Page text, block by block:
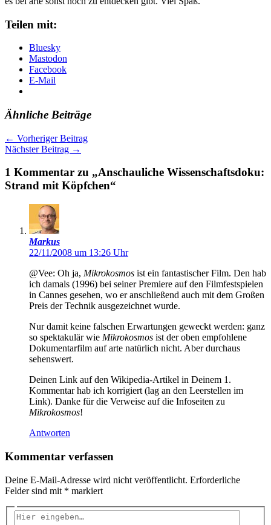
Teilen mit:
Bluesky
Mastodon
Facebook
E-Mail
Ähnliche Beiträge
← Vorheriger Beitrag
Nächster Beitrag →
1 Kommentar zu „Anschauliche Wissenschaftsdoku:
Strand mit Köpfchen“
Markus
22/11/2008 um 13:26 Uhr
@Vee: Oh ja, Mikrokosmos ist ein fantastischer Film. Den hab
ich damals (1996) bei seiner Premiere auf den Filmfestspielen
in Cannes gesehen, wo er anschließend auch mit dem Großen
Preis der Technik ausgezeichnet wurde.
Nur damit keine falschen Erwartungen geweckt werden: ganz
so spektakulär wie Mikrokosmos ist der oben empfohlene
Dokumentarfilm auf arte natürlich nicht. Aber durchaus
sehenswert.
Deinen Link auf den Wikipedia-Artikel in Deinem 1.
Kommentar hab ich korrigiert (lag an den Leerstellen im
Link). Danke für die Verweise auf die Infoseiten zu
Mikrokosmos!
Antworten
Kommentar verfassen
Deine E-Mail-Adresse wird nicht veröffentlicht. Erforderliche
Felder sind mit * markiert
Hier